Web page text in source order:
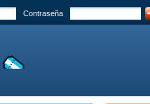
Contraseña